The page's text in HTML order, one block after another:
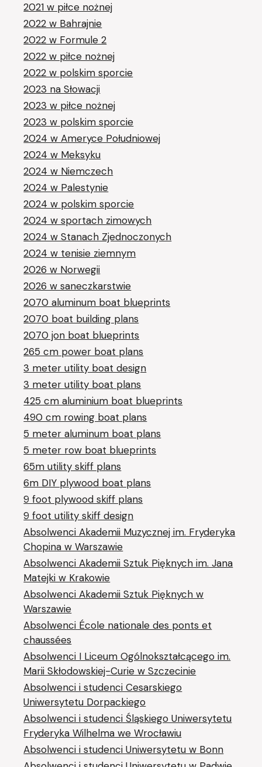
2021 w piłce nożnej
2022 w Bahrajnie
2022 w Formule 2
2022 w piłce nożnej
2022 w polskim sporcie
2023 na Słowacji
2023 w piłce nożnej
2023 w polskim sporcie
2024 w Ameryce Południowej
2024 w Meksyku
2024 w Niemczech
2024 w Palestynie
2024 w polskim sporcie
2024 w sportach zimowych
2024 w Stanach Zjednoczonych
2024 w tenisie ziemnym
2026 w Norwegii
2026 w saneczkarstwie
2070 aluminum boat blueprints
2070 boat building plans
2070 jon boat blueprints
265 cm power boat plans
3 meter utility boat design
3 meter utility boat plans
425 cm aluminium boat blueprints
490 cm rowing boat plans
5 meter aluminum boat plans
5 meter row boat blueprints
65m utility skiff plans
6m DIY plywood boat plans
9 foot plywood skiff plans
9 foot utility skiff design
Absolwenci Akademii Muzycznej im. Fryderyka
Chopina w Warszawie
Absolwenci Akademii Sztuk Pięknych im. Jana
Matejki w Krakowie
Absolwenci Akademii Sztuk Pięknych w
Warszawie
Absolwenci École nationale des ponts et
chaussées
Absolwenci I Liceum Ogólnokształcącego im.
Marii Skłodowskiej-Curie w Szczecinie
Absolwenci i studenci Cesarskiego
Uniwersytetu Dorpackiego
Absolwenci i studenci Śląskiego Uniwersytetu
Fryderyka Wilhelma we Wrocławiu
Absolwenci i studenci Uniwersytetu w Bonn